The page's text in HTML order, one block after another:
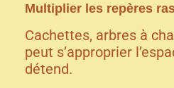
Multiplier les repères
Cachettes, arbres à
peut s’approprier
détend.